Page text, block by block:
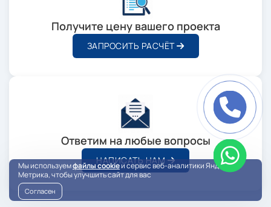
Получите цену вашего проекта
ЗАПРОСИТЬ РАСЧЁТ
Ответим на любые вопросы
НАПИСАТЬ НАМ
Мы используемфайлы cookieи сервис веб-аналитики Яндекс
Метрика, чтобы улучшить сайт для вас
Согласен